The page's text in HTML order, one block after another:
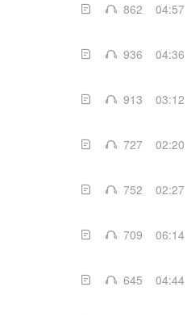
862 04:57
936 04:36
913 03:12
727 02:20
752 02:27
709 06:14
645 04:44